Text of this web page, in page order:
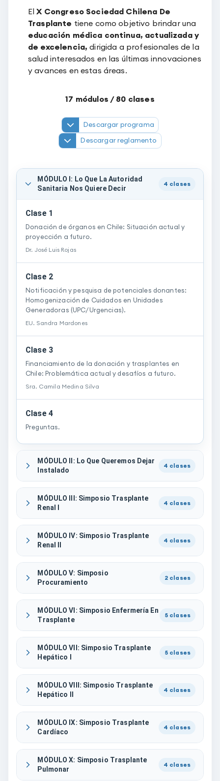
ElX Congreso Sociedad Chilena De
Trasplante tiene como objetivo brindar una
educación médica continua, actualizada y
de excelencia, dirigida a profesionales de la
salud interesados en las últimas innovaciones
y avances en estas áreas.
17 módulos / 80 clases
Descargar programa
Descargar reglamento
MÓDULO I: Lo Que La Autoridad
Sanitaria Nos Quiere Decir
4 clases
Clase 1
Donación de órganos en Chile: Situación actual y
proyección a futuro.
Dr. José Luis Rojas
Clase 2
Notificación y pesquisa de potenciales donantes:
Homogenización de Cuidados en Unidades
Generadoras (UPC/Urgencias).
EU. Sandra Mardones
Clase 3
Financiamiento de la donación y trasplantes en
Chile: Problemática actual y desafíos a futuro.
Sra. Camila Medina Silva
Clase 4
Preguntas.
MÓDULO II: Lo Que Queremos Dejar
Instalado
4 clases
MÓDULO III: Simposio Trasplante
Renal I
4 clases
MÓDULO IV: Simposio Trasplante
Renal II
4 clases
MÓDULO V: Simposio
Procuramiento
2 clases
MÓDULO VI: Simposio Enfermería En
Trasplante
5 clases
MÓDULO VII: Simposio Trasplante
Hepático I
5 clases
MÓDULO VIII: Simposio Trasplante
Hepático II
4 clases
MÓDULO IX: Simposio Trasplante
Cardíaco
4 clases
MÓDULO X: Simposio Trasplante
Pulmonar
4 clases